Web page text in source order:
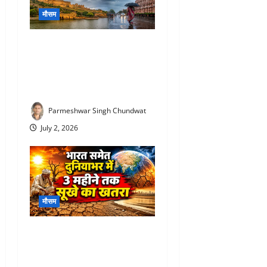
मौसम
Parmeshwar Singh Chundwat
July 2, 2026
मौसम